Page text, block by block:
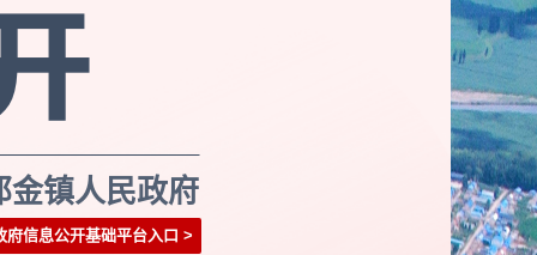
金镇人民政府
府信息公开基础平台入口 >